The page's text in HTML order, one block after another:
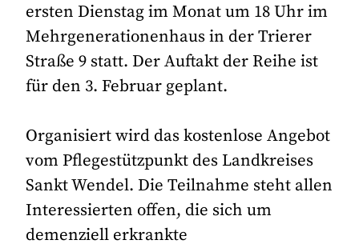
ersten Dienstag im Monat um 18 Uhr im
Mehrgenerationenhaus in der Trierer
Straße 9 statt. Der Auftakt der Reihe ist
für den 3. Februar geplant.
Organisiert wird das kostenlose Angebot
vom Pflegestützpunkt des Landkreises
Sankt Wendel. Die Teilnahme steht allen
Interessierten offen, die sich um
demenziell erkrankte